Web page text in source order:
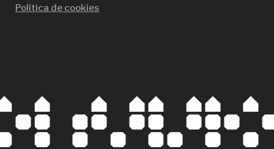
Política de cookies